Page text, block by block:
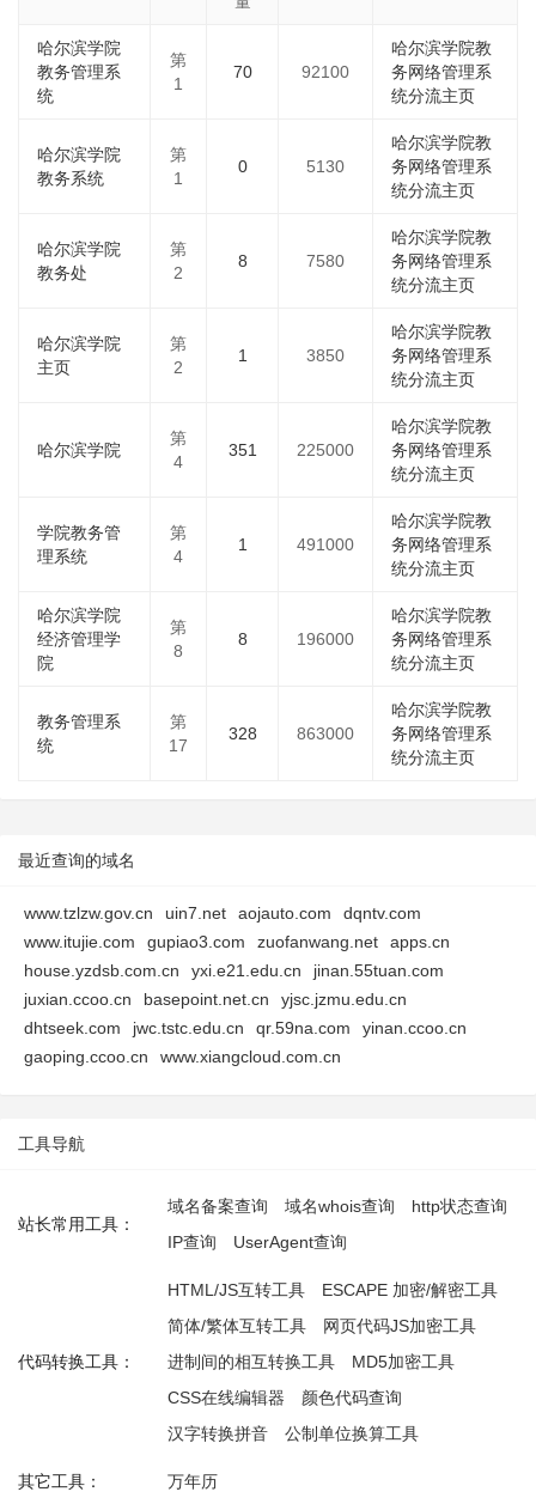
哈尔滨学院
教务管理系
统
第
1
70 92100
哈尔滨学院教
务网络管理系
统分流主页
哈尔滨学院
教务系统
第
1
0 5130
哈尔滨学院教
务网络管理系
统分流主页
哈尔滨学院
教务处
第
2
8 7580
哈尔滨学院教
务网络管理系
统分流主页
哈尔滨学院
主页
第
2
1 3850
哈尔滨学院教
务网络管理系
统分流主页
哈尔滨学院
第
4
351 225000
哈尔滨学院教
务网络管理系
统分流主页
学院教务管
理系统
第
4
1 491000
哈尔滨学院教
务网络管理系
统分流主页
哈尔滨学院
经济管理学
院
第
8
8 196000
哈尔滨学院教
务网络管理系
统分流主页
教务管理系
统
第
17
328 863000
哈尔滨学院教
务网络管理系
统分流主页
最近查询的域名
www.tzlzw.gov.cn uin7.net aojauto.com
dqntv.com
www.itujie.com
gupiao3.com zuofanwang.net
apps.cn
house.yzdsb.com.cn
yxi.e21.edu.cn
jinan.55tuan.com
juxian.ccoo.cn
basepoint.net.cn
yjsc.jzmu.edu.cn
dhtseek.com
jwc.tstc.edu.cn qr.59na.com
yinan.ccoo.cn
gaoping.ccoo.cn
www.xiangcloud.com.cn
工具导航
站长常用工具：
域名备案查询 域名whois查询
http状态查询
IP查询
UserAgent查询
代码转换工具：
HTML/JS互转工具
ESCAPE 加密/解密工具
简体/繁体互转工具
网页代码JS加密工具
进制间的相互转换工具
MD5加密工具
CSS在线编辑器
颜色代码查询
汉字转换拼音
公制单位换算工具
其它工具： 万年历